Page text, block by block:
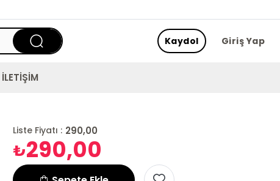
Giriş Yap
Kaydol
İLETİŞİM
Liste Fiyatı : 290,00
₺290,00